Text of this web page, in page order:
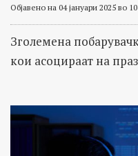
Објавено на 04 јануари 2025 во
Зголемена
кои асоцираат на